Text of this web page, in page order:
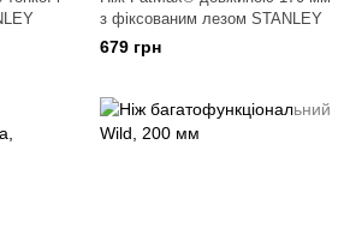
з фіксованим лезом STANLEY
679 грн